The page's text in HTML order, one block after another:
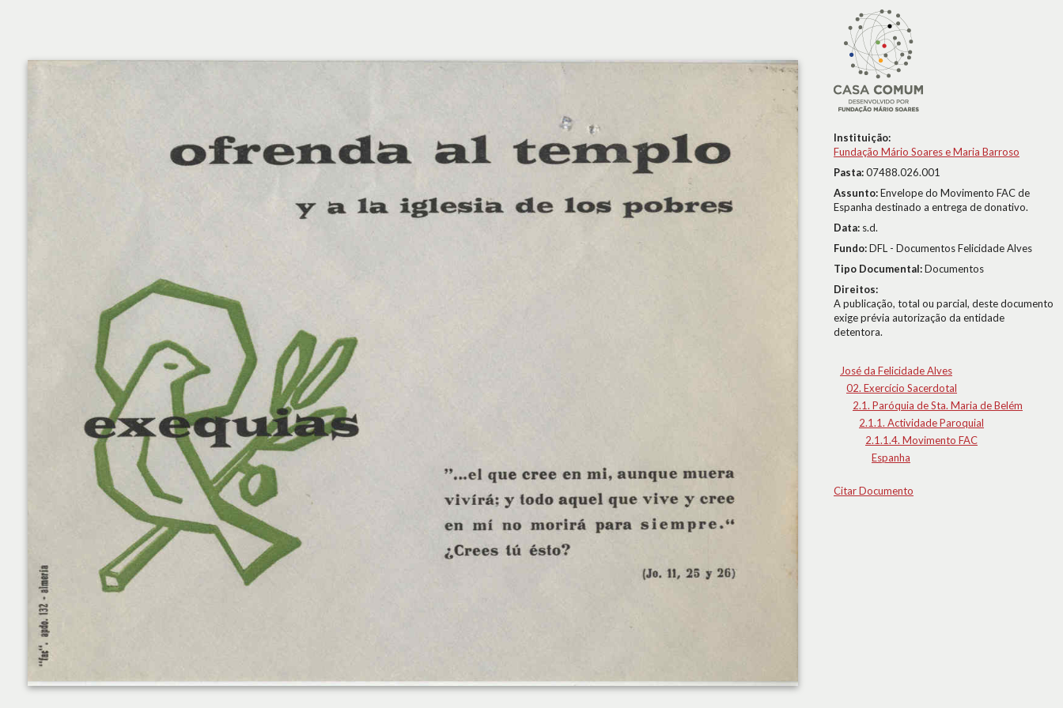
Instituição:
Fundação Mário Soares e Maria Barroso
Pasta:07488.026.001
Assunto:Envelope do Movimento FAC de
Espanha destinado a entrega de donativo.
Data: s.d.
Fundo:DFL - Documentos Felicidade Alves
Tipo Documental:Documentos
Direitos:
A publicação, total ou parcial, deste documento
exige prévia autorização da entidade
detentora.
José da Felicidade Alves
02. Exercício Sacerdotal
2.1. Paróquia de Sta. Maria de Belém
2.1.1. Actividade Paroquial
2.1.1.4. Movimento FAC
Espanha
Citar Documento